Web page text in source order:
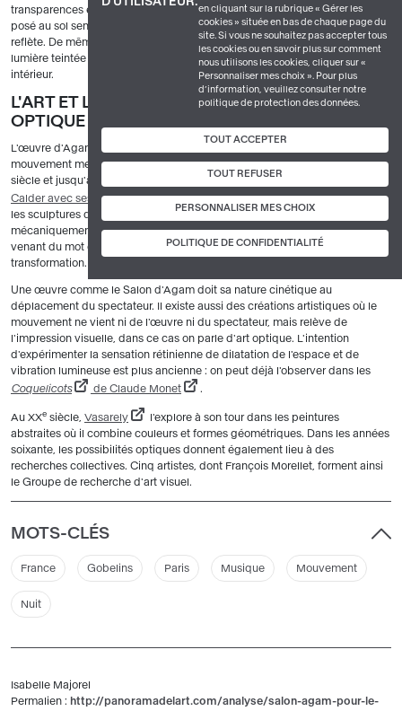
en cliquant sur la rubrique « Gérer les
cookies » située en bas de chaque page du
site. Si vous ne souhaitez pas accepter tous
les cookies ou en savoir plus sur comment
nous utilisons les cookies, cliquer sur «
Personnaliser mes choix ». Pour plus
d’information, veuillez consulter notre
politique de protection des données.
TOUT ACCEPTER
TOUT REFUSER
PERSONNALISER MES CHOIX
POLITIQUE DE CONFIDENTIALITÉ
transparences et les reflets produisent des effets surprenants. Le cube
posé au sol semble ainsi se dématérialiser, se fondre dans le tapis qu'il
reflète. De même, les portes de verre laissent pénétrer dans la pièce une
lumière teintée qui brouille la perception des couleurs réelles de son décor
intérieur.
L'ART ET LE MOUVEMENT : CINÉTIQUE OU
OPTIQUE ?
L'œuvre d'Agam s'inscrit dans une longue série de recherches sur l'art en
mouvement menées par de nombreux artistes depuis le début du XXe
siècle et jusqu'à nos jours. Parmi les fondateurs de ce courant figurent
Calder avec ses mobiles
etDuchamp
. Dans les deux cas, ce sont
les sculptures qui bougent réellement, soit sous l'effet du vent, soit
mécaniquement. On parle d'art cinétiqueà leur propos, le mot cinétique
venant du mot grec
, qui signifie mouvement mais aussi
transformation.
Une œuvre comme le Salon d'Agam doit sa nature cinétique au
déplacement du spectateur. Il existe aussi des créations artistiques où le
mouvement ne vient ni de l'œuvre ni du spectateur, mais relève de
l'impression visuelle, dans ce cas on parle d'art optique. L'intention
d'expérimenter la sensation rétinienne de dilatation de l'espace et de
vibration lumineuse est plus ancienne : on peut déjà l'observer dans les
Coquelicots
de Claude Monet .
Au XXe siècle, Vasarely
l'explore à son tour dans les peintures
abstraites où il combine couleurs et formes géométriques. Dans les années
soixante, les possibilités optiques donnent également lieu à des
recherches collectives. Cinq artistes, dont François Morellet, forment ainsi
le Groupe de recherche d'art visuel.
MOTS-CLÉS
France Gobelins Paris Musique Mouvement
Nuit
Isabelle Majorel
Permalien : http://panoramadelart.com/analyse/salon-agam-pour-le-